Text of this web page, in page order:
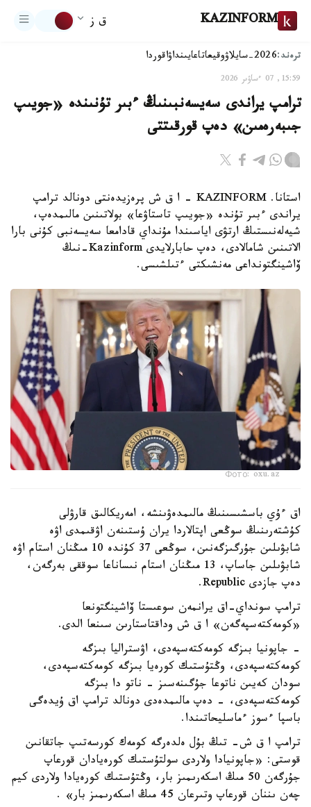
KAZINFORM ق ز
ترەند:2026-سايلاۋ وقيعاتاعايىنداۋاقوردا
15:59, 07 ءساۋىر 2026
ترامپ يراندى سەيسەنبىنىڭ ءبىر تۇنىندە «جويىپ
جىبەرەمىن» دەپ قورقىتتى
استانا. KAZINFORM – ا ق ش پرەزيدەنتى دونالد ترامپ
يراندى ءبىر تۇندە «جويىپ تاستاۋعا» بولاتىنىن مالىمدەپ،
شيەلەنىستىڭ ارتۋى اياسىندا مۇنداي قادامعا سەيسەنبى كۇنى بارا
الاتىنىن شامالادى، دەپ حابارلايدى Kazinform-نىڭ
ۆاشينگتونداعى مەنشىكتى ءتىلشىسى.
Фото: oxu.az
اق ءۇي باسشىسىنىڭ مالىمدەۋىنشە، امەريكالىق قارۋلى
كۇشتەرىنىڭ سوڭعى اپتالاردا يران ۇستىنەن اۋقىمدى اۋە
شابۋىلىن جۇرگىزگەنىن، سوڭعى 37 كۇندە 10 مىڭنان استام اۋە
شابۋىلىن جاساپ، 13 مىڭنان استام نىساناعا سوققى بەرگەن،
دەپ جازدى Republic.
ترامپ سونداي-اق يرانمەن سوعىستا ۆاشينگتونعا
«كومەكتەسپەگەن» ا ق ش وداقتاستارىن سىنعا الدى.
- جاپونيا بىزگە كومەكتەسپەدى، اۋستراليا بىزگە
كومەكتەسپەدى، وڭتۇستىك كورەيا بىزگە كومەكتەسپەدى،
سودان كەيىن ناتوعا جۇگىنەسىز - ناتو دا بىزگە
كومەكتەسپەدى، - دەپ مالىمدەدى دونالد ترامپ اق ۇيدەگى
باسپا ءسوز ءماسليحاتىندا.
ترامپ ا ق ش- تىڭ بۇل ەلدەرگە كومەك كورسەتىپ جاتقانىن
قوستى: «جاپونيادا ولاردى سولتۇستىك كورەيادان قورعاپ
جۇرگەن 50 مىڭ اسكەرىمىز بار، وڭتۇستىك كورەيادا ولاردى كيم
چەن ىننان قورعاپ وتىرعان 45 مىڭ اسكەرىمىز بار» .